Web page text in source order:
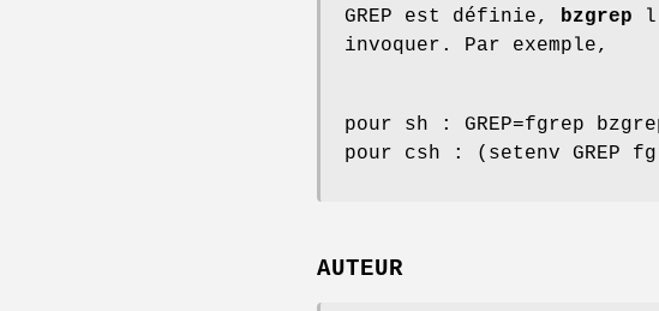
GREP est définie,
bzgrep
invoquer. Par exemple,
pour sh : GREP=fgrep
pour csh : (setenv GREP
AUTEUR